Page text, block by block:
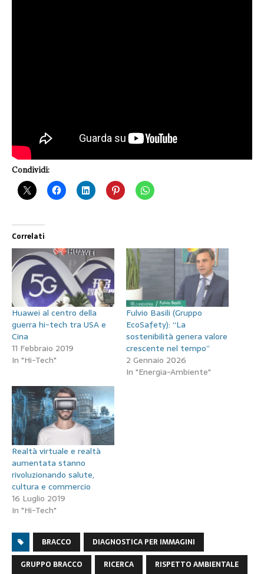
Condividi:
Correlati
Huawei al centro della
guerra hi-tech tra USA e
Cina
11 Febbraio 2019
In "Hi-Tech"
Fulvio Basili (Gruppo
EcoSafety): “La
sostenibilità genera valore
crescente nel tempo”
2 Gennaio 2026
In "Energia-Ambiente"
Realtà virtuale e realtà
aumentata stanno
rivoluzionando salute,
cultura e commercio
16 Luglio 2019
In "Hi-Tech"
BRACCO
DIAGNOSTICA PER IMMAGINI
GRUPPO BRACCO
RICERCA
RISPETTO AMBIENTALE